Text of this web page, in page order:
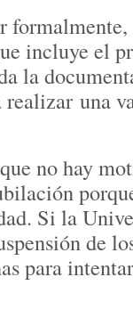
incluye el
la
una
no hay
Si la
de
para